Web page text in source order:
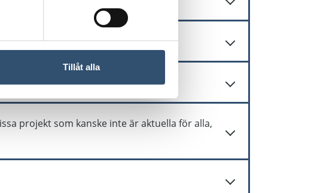
Tillåt alla
vi en separat e-signatur?
projekt som kanske inte är aktuella för alla,